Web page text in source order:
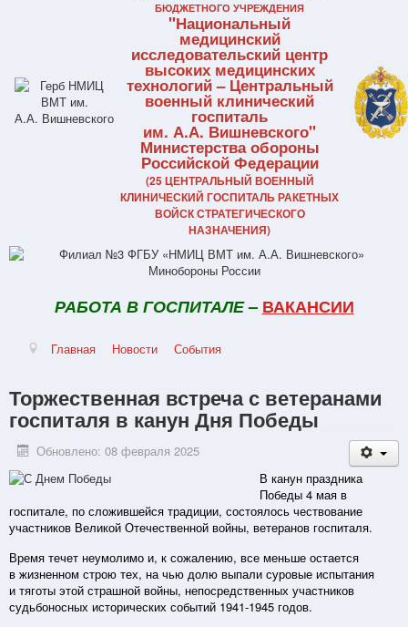
БЮДЖЕТНОГО УЧРЕЖДЕНИЯ
"Национальный
медицинский
исследовательский центр
высоких медицинских
технологий – Центральный
военный клинический
госпиталь
им. А.А. Вишневского"
Министерства обороны
Российской Федерации
(25 ЦЕНТРАЛЬНЫЙ ВОЕННЫЙ
КЛИНИЧЕСКИЙ ГОСПИТАЛЬ РАКЕТНЫХ
ВОЙСК СТРАТЕГИЧЕСКОГО
НАЗНАЧЕНИЯ)
РАБОТА В ГОСПИТАЛЕ– ВАКАНСИИ
Главная Новости События
Торжественная встреча с ветеранами
госпиталя в канун Дня Победы
Обновлено: 08 февраля 2025
В канун праздника
Победы 4 мая в
госпитале, по сложившейся традиции, состоялось чествование
участников Великой Отечественной войны, ветеранов госпиталя.
Время течет неумолимо и, к сожалению, все меньше остается
в жизненном строю тех, на чью долю выпали суровые испытания
и тяготы этой страшной войны, непосредственных участников
судьбоносных исторических событий 1941-1945 годов.